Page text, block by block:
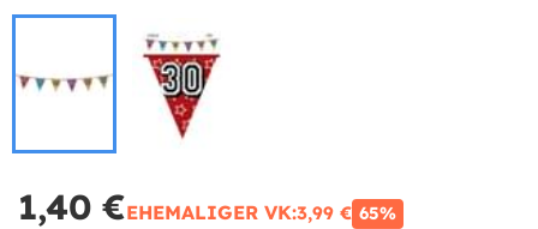
1,40 €EHEMALIGER VK:3,99 € 65%